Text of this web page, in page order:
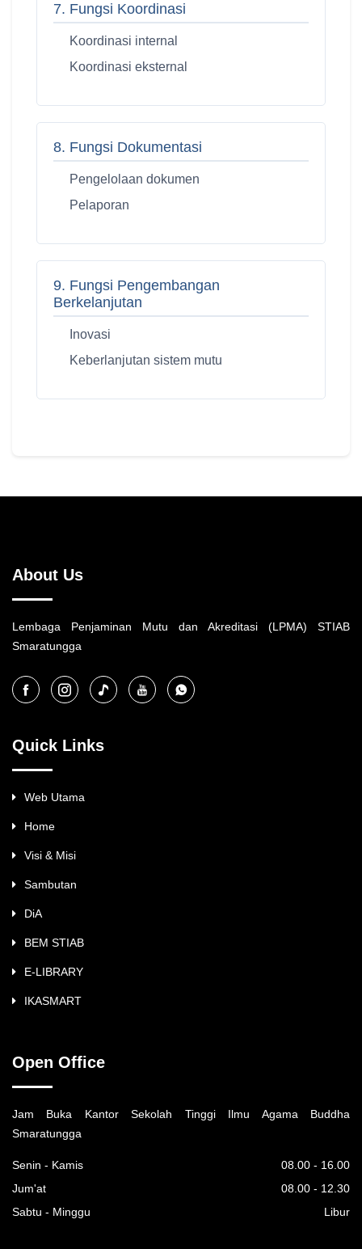
7. Fungsi Koordinasi
Koordinasi internal
Koordinasi eksternal
8. Fungsi Dokumentasi
Pengelolaan dokumen
Pelaporan
9. Fungsi Pengembangan
Berkelanjutan
Inovasi
Keberlanjutan sistem mutu
About Us
Lembaga Penjaminan Mutu dan Akreditasi (LPMA) STIAB
Smaratungga
Quick Links
Web Utama
Home
Visi & Misi
Sambutan
DiA
BEM STIAB
E-LIBRARY
IKASMART
Open Office
Jam Buka Kantor Sekolah Tinggi Ilmu Agama Buddha
Smaratungga
Senin - Kamis
08.00 - 16.00
Jum'at
08.00 - 12.30
Sabtu - Minggu
Libur